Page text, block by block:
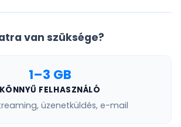
van szüksége?
1–3 GB
KÖNNYŰ FELHASZNÁLÓ
üzenetküldés, e-mail